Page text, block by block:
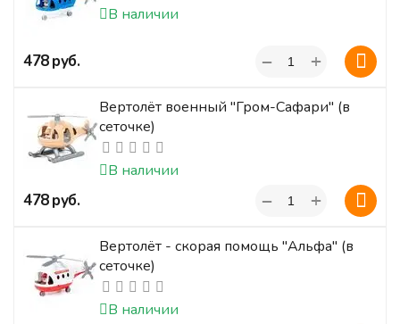
В наличии
‍478‍руб. +
−
Вертолёт военный "Гром-Сафари" (в
сеточке)
В наличии
‍478‍руб. +
−
Вертолёт - скорая помощь "Альфа" (в
сеточке)
В наличии